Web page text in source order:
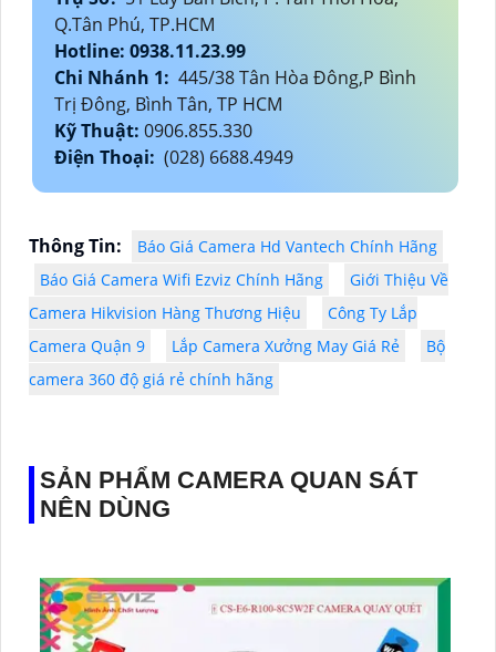
Q.Tân Phú, TP.HCM
Hotline: 0938.11.23.99
Chi Nhánh 1: 445/38 Tân Hòa Đông,P Bình
Trị Đông, Bình Tân, TP HCM
Kỹ Thuật: 0906.855.330
Điện Thoại: (028) 6688.4949
Thông Tin:
Báo Giá Camera Hd Vantech Chính Hãng
Báo Giá Camera Wifi Ezviz Chính Hãng
Giới Thiệu Về
Camera Hikvision Hàng Thương Hiệu
Công Ty Lắp
Camera Quận 9
Lắp Camera Xưởng May Giá Rẻ
Bộ
camera 360 độ giá rẻ chính hãng
SẢN PHẨM CAMERA QUAN SÁT
NÊN DÙNG